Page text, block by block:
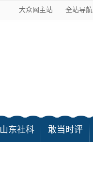
大众网主站 全站导航
山东社科 敢当时评